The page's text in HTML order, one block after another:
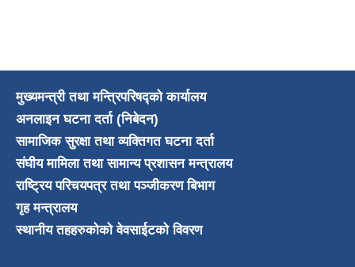
मुख्यमन्त्री तथा मन्त्रिपरिषद्को कार्यालय
अनलाइन घटना दर्ता (निबेदन)
सामाजिक सुरक्षा तथा व्यक्तिगत घटना दर्ता
संघीय मामिला तथा सामान्य प्रशासन मन्त्रालय
राष्ट्रिय परिचयपत्र तथा पञ्जीकरण बिभाग
गृह मन्त्रालय
स्थानीय तहहरुकोको वेवसाईटको विवरण